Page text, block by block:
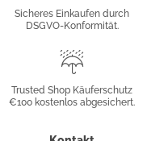
Sicheres Einkaufen durch
DSGVO-Konformität.
Käuferschutz
Trusted Shop Käuferschutz
€100 kostenlos abgesichert.